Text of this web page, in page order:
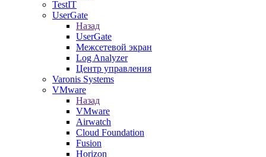
TestIT
UserGate
Назад
UserGate
Межсетевой экран
Log Analyzer
Центр управления
Varonis Systems
VMware
Назад
VMware
Airwatch
Cloud Foundation
Fusion
Horizon